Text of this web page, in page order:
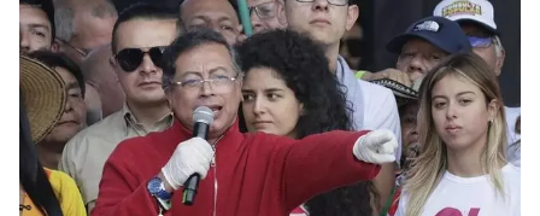
MÚSICA